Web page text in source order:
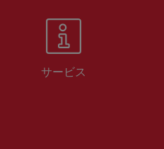
サービス